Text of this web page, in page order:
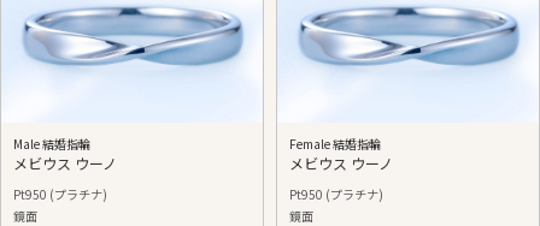
Male 結婚指輪
メビウス ウーノ
Pt950 (プラチナ)
鏡面
Female 結婚指輪
メビウス ウーノ
Pt950 (プラチナ)
鏡面